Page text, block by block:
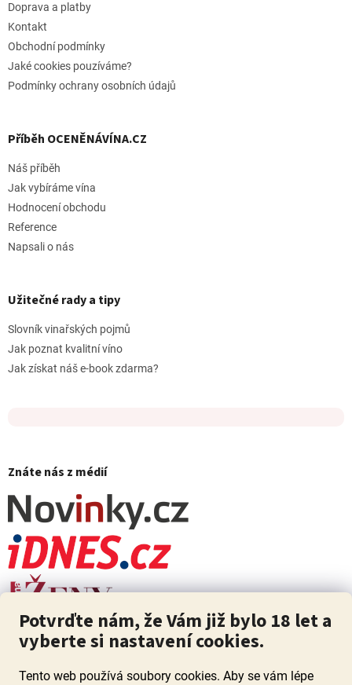
Potvrďte nám, že Vám již bylo 18 let a
vyberte si nastavení cookies.
Tento web používá soubory cookies. Aby se vám lépe
Doprava a platby
Kontakt
Obchodní podmínky
Jaké cookies pouzíváme?
Podmínky ochrany osobních údajů
Příběh OCENĚNÁVÍNA.CZ
Náš příběh
Jak vybíráme vína
Hodnocení obchodu
Reference
Napsali o nás
Užitečné rady a tipy
Slovník vinařských pojmů
Jak poznat kvalitní víno
Jak získat náš e-book zdarma?
Znáte nás z médií